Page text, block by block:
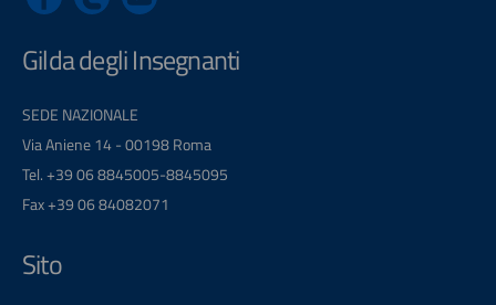
Gilda degli Insegnanti
SEDE NAZIONALE
Via Aniene 14 - 00198 Roma
Tel. +39 06 8845005-8845095
Fax +39 06 84082071
Sito